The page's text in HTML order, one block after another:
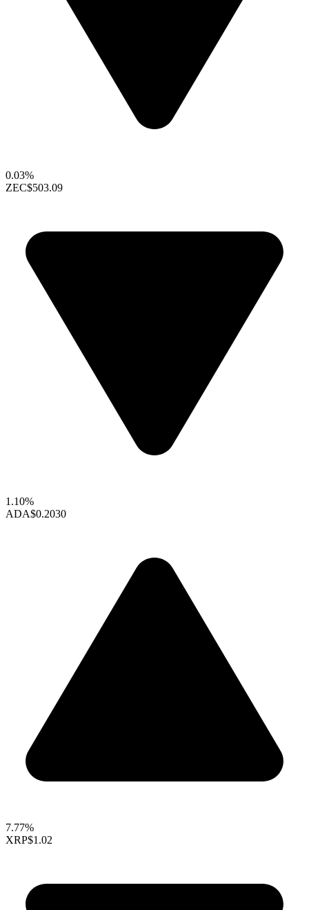
0.03%
ZEC$503.09
1.10%
ADA$0.2030
7.77%
XRP$1.02